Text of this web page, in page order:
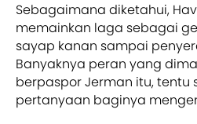
Sebagaimana diketahui,
memainkan laga sebagai
sayap kanan sampai
Banyaknya peran yang
berpaspor Jerman itu, tentu
pertanyaan baginya